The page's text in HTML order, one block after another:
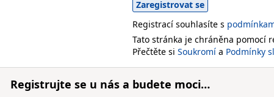
Registrací souhlasíte s
Tato stránka je chráněna pomocí
Přečtěte si Soukromí a Podmínky
Registrujte se u nás a budete moci…